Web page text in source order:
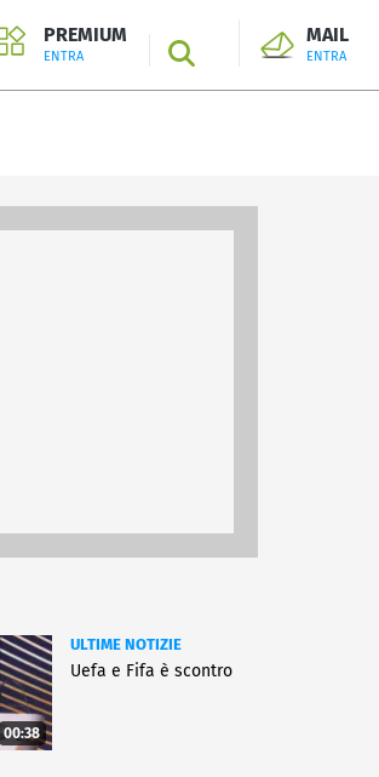
PREMIUM
ENTRA SEARCH
MAIL
ENTRA
00:38
ULTIME NOTIZIE
Uefa e Fifa è scontro